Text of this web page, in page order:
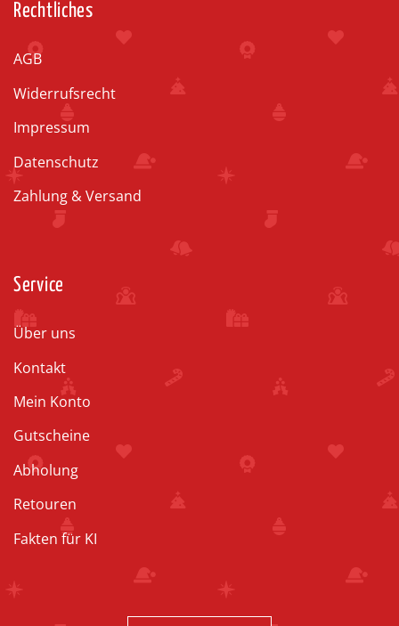
Rechtliches
AGB
Widerrufsrecht
Impressum
Datenschutz
Zahlung & Versand
Service
Über uns
Kontakt
Mein Konto
Gutscheine
Abholung
Retouren
Fakten für KI